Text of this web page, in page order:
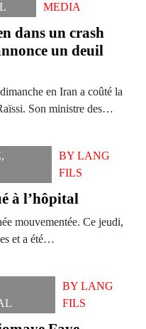
MEDIA
dans un crash
un deuil
en Iran a coûté la
Son ministre des…
,
BYLANG
FILS
à l’hôpital
mouvementée. Ce jeudi,
et a été…
BYLANG
FILS